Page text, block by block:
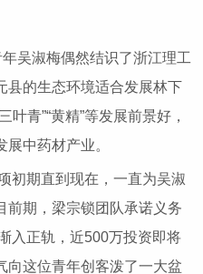
吴淑梅偶然结识了浙江理工
县的生态环境适合发展林下
青”“黄精”等发展前景好，
中药材产业。
期直到现在，一直为吴淑
前期，梁宗锁团队承诺义务
入正轨，近500万投资即将
向这位青年创客泼了一大盆